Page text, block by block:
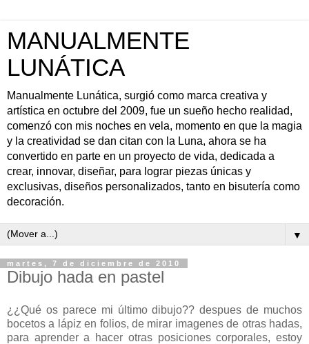
MANUALMENTE
LUNÁTICA
Manualmente Lunática, surgió como marca creativa y
artística en octubre del 2009, fue un sueño hecho realidad,
comenzó con mis noches en vela, momento en que la magia
y la creatividad se dan citan con la Luna, ahora se ha
convertido en parte en un proyecto de vida, dedicada a
crear, innovar, diseñar, para lograr piezas únicas y
exclusivas, diseños personalizados, tanto en bisutería como
decoración.
▼
martes, 7 de diciembre de 2010
Dibujo hada en pastel
¿¿Qué os parece mi último dibujo?? despues de muchos
bocetos a lápiz en folios, de mirar imagenes de otras hadas,
para aprender a hacer otras posiciones corporales, estoy